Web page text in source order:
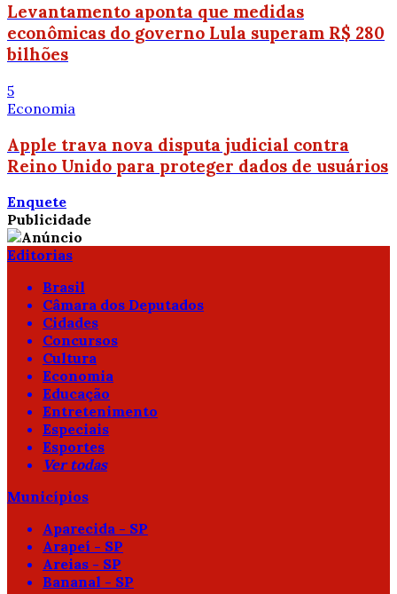
Levantamento aponta que medidas
econômicas do governo Lula superam R$ 280
bilhões
5
Economia
Apple trava nova disputa judicial contra
Reino Unido para proteger dados de usuários
Enquete
Publicidade
Editorias
Brasil
Câmara dos Deputados
Cidades
Concursos
Cultura
Economia
Educação
Entretenimento
Especiais
Esportes
Ver todas
Municípios
Aparecida - SP
Arapeí - SP
Areias - SP
Bananal - SP